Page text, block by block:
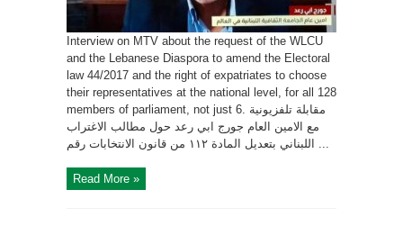
Interview on MTV about the request of the WLCU
and the Lebanese Diaspora to amend the Electoral
law 44/2017 and the right of expatriates to choose
their representatives at the national level, for all 128
members of parliament, not just 6. مقابلة تلفزيونية
مع الامين العام جورج ابي رعد حول مطالب الاغتراب
اللبناني بتعديل المادة ١١٢ من قانون الانتخابات رقم ...
Read More »